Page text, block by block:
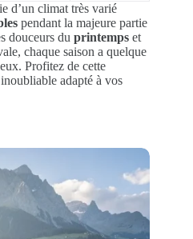
d’un climat très varié
pendant la majeure partie
douceurs du printemps et
chaque saison a quelque
Profitez de cette
adapté à vos